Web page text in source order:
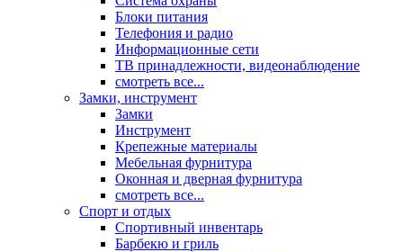
Блоки питания
Телефония и радио
Информационные сети
ТВ принадлежности, видеонаблюдение
смотреть все...
Замки, инструмент
Замки
Инструмент
Крепежные материалы
Мебельная фурнитура
Оконная и дверная фурнитура
смотреть все...
Спорт и отдых
Спортивный инвентарь
Барбекю и гриль